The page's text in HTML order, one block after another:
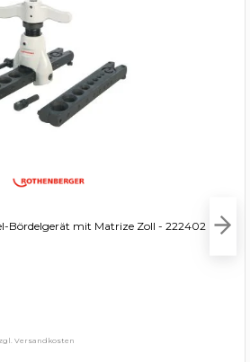
Bördelgerät mit Matrize Zoll - 222402
Versandkosten